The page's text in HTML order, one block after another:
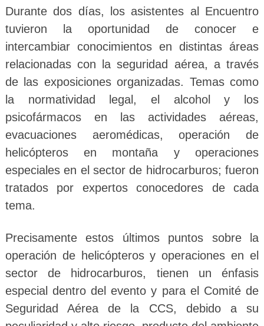
Durante dos días, los asistentes al Encuentro
tuvieron la oportunidad de conocer e
intercambiar conocimientos en distintas áreas
relacionadas con la seguridad aérea, a través
de las exposiciones organizadas. Temas como
la normatividad legal, el alcohol y los
psicofármacos en las actividades aéreas,
evacuaciones aeromédicas, operación de
helicópteros en montaña y operaciones
especiales en el sector de hidrocarburos; fueron
tratados por expertos conocedores de cada
tema.
Precisamente estos últimos puntos sobre la
operación de helicópteros y operaciones en el
sector de hidrocarburos, tienen un énfasis
especial dentro del evento y para el Comité de
Seguridad Aérea de la CCS, debido a su